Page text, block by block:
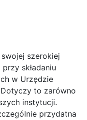
szerokiej
składaniu
w Urzędzie
to zarówno
instytucji.
przydatna